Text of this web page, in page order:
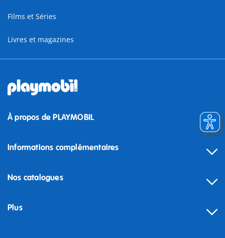
Films et Séries
Livres et magazines
À propos de PLAYMOBIL
Informations complémentaires
Nos catalogues
Plus